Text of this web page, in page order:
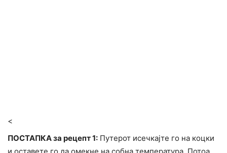
<
ПОСТАПКА за рецепт 1: Путерот исечкајте го на коцки